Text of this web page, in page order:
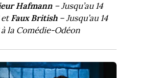
Hafmann– Jusqu’au 14
etFaux British– Jusqu’au 14
la Comédie-Odéon